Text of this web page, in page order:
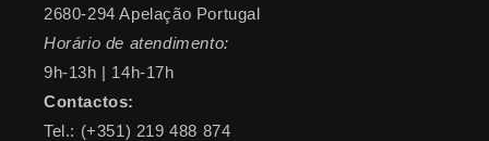
2680-294 Apelação Portugal
Horário de atendimento:
9h-13h | 14h-17h
Contactos:
Tel.: (+351) 219 488 874